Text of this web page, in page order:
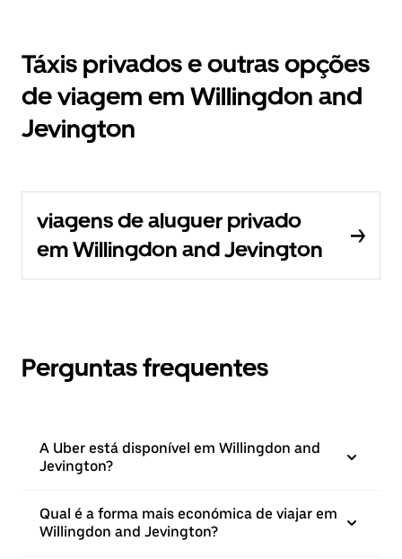
Táxis privados e outras opções
de viagem em Willingdon and
Jevington
viagens de aluguer privado
em Willingdon and Jevington
Perguntas frequentes
A Uber está disponível em Willingdon and
Jevington?
Qual é a forma mais económica de viajar em
Willingdon and Jevington?